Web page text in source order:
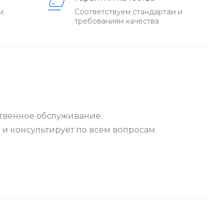
Соответствуем стандартам и
требованиям качества
обслуживание.
консультирует по всем вопросам.